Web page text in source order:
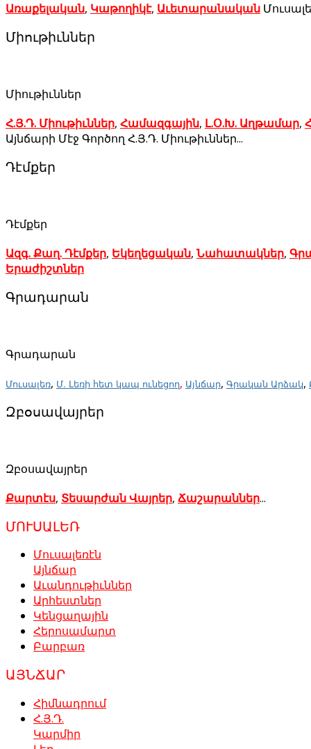
Առաքելական, Կաթողիկէ, Աւետարանական
Միութիւններ
Միութիւններ
Հ.Յ.Դ. Միութիւններ, Համազգային, Լ.Օ.Խ. Աղթամար,
Այնճարի Մէջ Գործող Հ.Յ.Դ. Միութիւններ...
Դէմքեր
Դէմքեր
Ազգ. Քաղ. Դէմքեր, Եկեղեցական, Նահատակներ,
Երաժիշտներ
Գրադարան
Գրադարան
Մուսալեռ, Մ. Լեռի հետ կապ ունեցող, Այնճար, Գրական Արձակ,
Զբօսավայրեր
Զբօսավայրեր
Քարտէս, Տեսարժան Վայրեր, Ճաշարաններ...
ՄՈՒՍԱԼԵՌ
Մուսալեռէն
Այնճար
Աւանդութիւններ
Արհեստներ
Կենցաղային
Հերոսամարտ
Բարբառ
ԱՅՆՃԱՐ
Հիմնադրում
Հ.Յ.Դ.
Կարմիր